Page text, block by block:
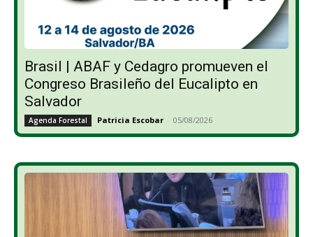
Brasil | ABAF y Cedagro promueven el
Congreso Brasileño del Eucalipto en
Salvador
Agenda Forestal Patricia Escobar - 05/08/2026